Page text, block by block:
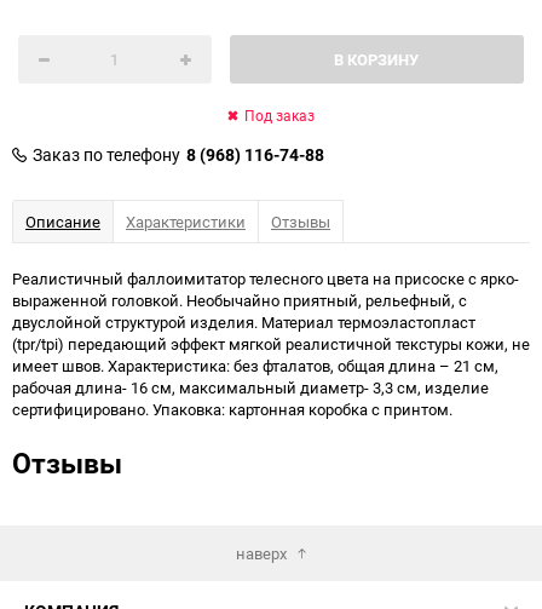
В КОРЗИНУ
Под заказ
Заказ по телефону 8 (968) 116-74-88
Описание Характеристики Отзывы
Реалистичный фаллоимитатор телесного цвета на присоске с ярко-
выраженной головкой. Необычайно приятный, рельефный, с
двуслойной структурой изделия. Материал термоэластопласт
(tpr/tpi) передающий эффект мягкой реалистичной текстуры кожи, не
имеет швов. Характеристика: без фталатов, общая длина – 21 см,
рабочая длина- 16 см, максимальный диаметр- 3,3 см, изделие
сертифицировано. Упаковка: картонная коробка с принтом.
Отзывы
наверх